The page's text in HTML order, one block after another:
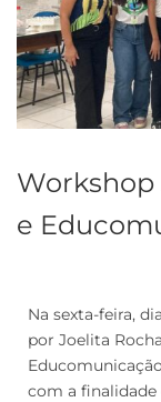
Workshop
e
Na sexta-feira,
por Joelita
com a